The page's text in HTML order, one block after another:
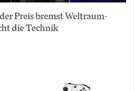
Preis bremst Weltraum-
die Technik